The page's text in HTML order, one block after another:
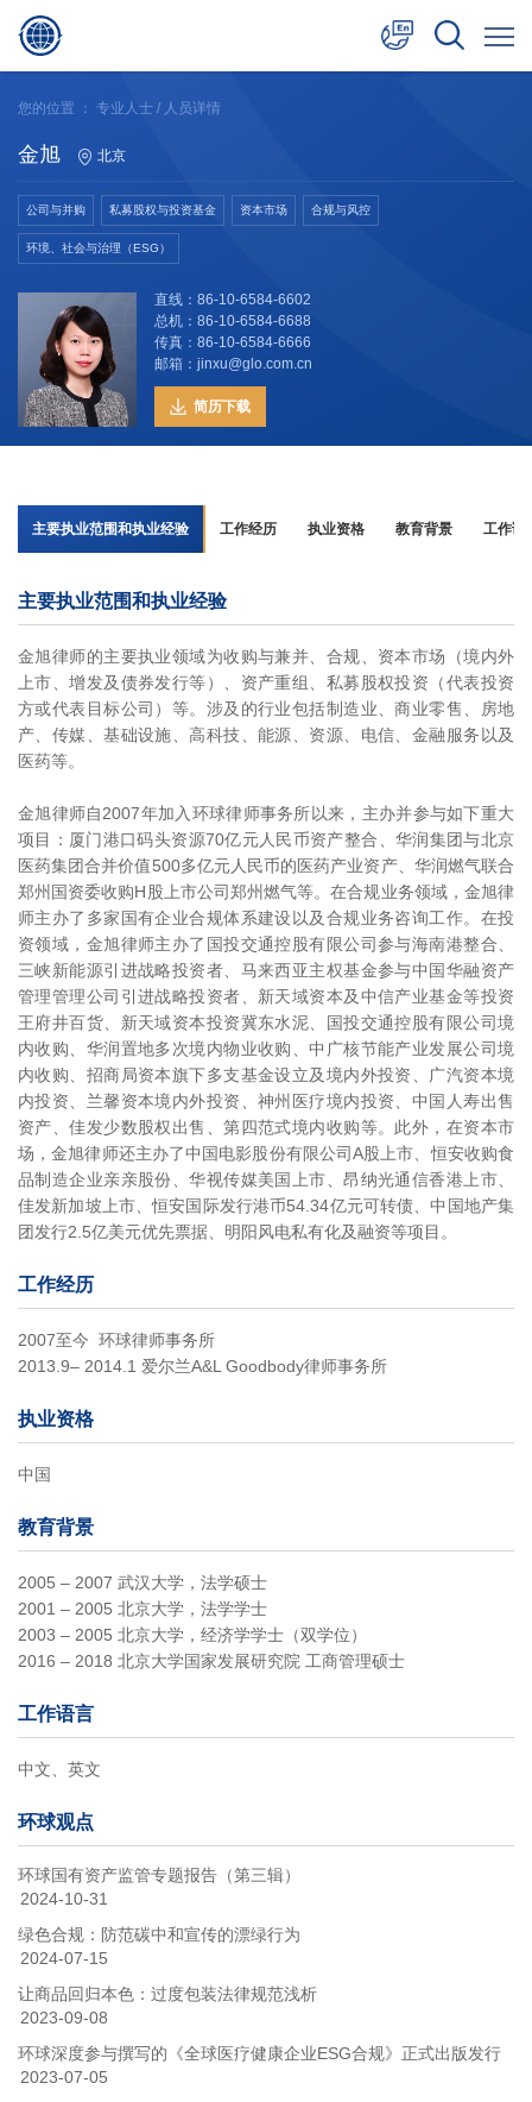
日本語
您的位置 ： 专业人士 / 人员详情
金旭 北京
公司与并购 私募股权与投资基金 资本市场 合规与风控
环境、社会与治理（ESG）
直线：86-10-6584-6602
总机：86-10-6584-6688
传真：86-10-6584-6666
邮箱：jinxu@glo.com.cn
简历下载
主要执业范围和执业经验 工作经历 执业资格 教育背景 工作语
主要执业范围和执业经验
金旭律师的主要执业领域为收购与兼并、合规、资本市场（境内外
上市、增发及债券发行等）、资产重组、私募股权投资（代表投资
方或代表目标公司）等。涉及的行业包括制造业、商业零售、房地
产、传媒、基础设施、高科技、能源、资源、电信、金融服务以及
医药等。
金旭律师自2007年加入环球律师事务所以来，主办并参与如下重大
项目：厦门港口码头资源70亿元人民币资产整合、华润集团与北京
医药集团合并价值500多亿元人民币的医药产业资产、华润燃气联合
郑州国资委收购H股上市公司郑州燃气等。在合规业务领域，金旭律
师主办了多家国有企业合规体系建设以及合规业务咨询工作。在投
资领域，金旭律师主办了国投交通控股有限公司参与海南港整合、
三峡新能源引进战略投资者、马来西亚主权基金参与中国华融资产
管理管理公司引进战略投资者、新天域资本及中信产业基金等投资
王府井百货、新天域资本投资冀东水泥、国投交通控股有限公司境
内收购、华润置地多次境内物业收购、中广核节能产业发展公司境
内收购、招商局资本旗下多支基金设立及境内外投资、广汽资本境
内投资、兰馨资本境内外投资、神州医疗境内投资、中国人寿出售
资产、佳发少数股权出售、第四范式境内收购等。此外，在资本市
场，金旭律师还主办了中国电影股份有限公司A股上市、恒安收购食
品制造企业亲亲股份、华视传媒美国上市、昂纳光通信香港上市、
佳发新加坡上市、恒安国际发行港币54.34亿元可转债、中国地产集
团发行2.5亿美元优先票据、明阳风电私有化及融资等项目。
工作经历
2007至今 环球律师事务所
2013.9– 2014.1 爱尔兰A&L Goodbody律师事务所
执业资格
中国
教育背景
2005 – 2007 武汉大学，法学硕士
2001 – 2005 北京大学，法学学士
2003 – 2005 北京大学，经济学学士（双学位）
2016 – 2018 北京大学国家发展研究院 工商管理硕士
工作语言
中文、英文
环球观点
环球国有资产监管专题报告（第三辑）
2024-10-31
绿色合规：防范碳中和宣传的漂绿行为
2024-07-15
让商品回归本色：过度包装法律规范浅析
2023-09-08
环球深度参与撰写的《全球医疗健康企业ESG合规》正式出版发行
2023-07-05